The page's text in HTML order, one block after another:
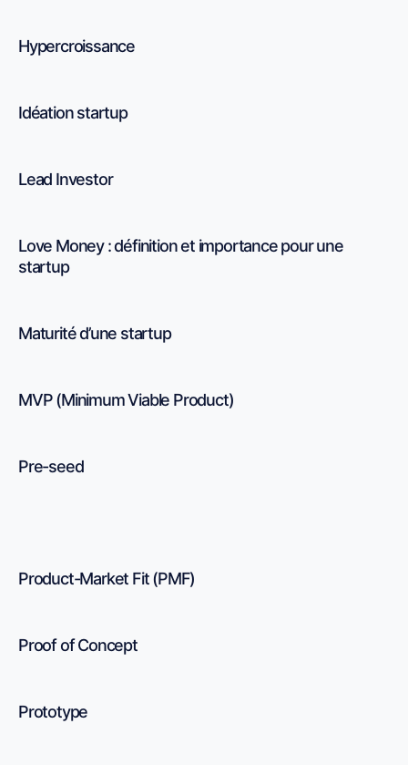
Hypercroissance
Idéation startup
Lead Investor
Love Money : définition et importance pour une
startup
Maturité d’une startup
MVP (Minimum Viable Product)
Pre-seed
Product-Market Fit (PMF)
Proof of Concept
Prototype